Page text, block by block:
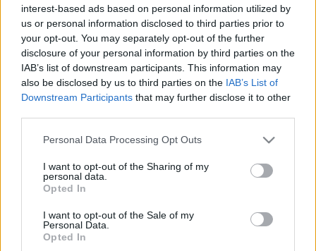
interest-based ads based on personal information utilized by
us or personal information disclosed to third parties prior to
your opt-out. You may separately opt-out of the further
disclosure of your personal information by third parties on the
IAB’s list of downstream participants. This information may
also be disclosed by us to third parties on the IAB’s List of
Downstream Participants that may further disclose it to other
Please note that this website/app uses one or more Google
not limited to your visit or usage behaviour. You may click to
grant or deny consent to Google and its third-party tags to
use your data for below specified purposes in below Google
consent section.
Personal Data Processing Opt Outs
I want to opt-out of the Sharing of my
personal data.
Opted In
I want to opt-out of the Sale of my
Personal Data.
Opted In
Szinkronban a Nemzet Színészei - 3.